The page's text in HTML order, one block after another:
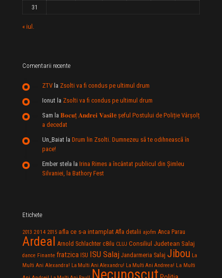
31
« iul.
Comentarii recente
ZTV la Zsolti va fi condus pe ultimul drum
Ionut la Zsolti va fi condus pe ultimul drum
Sam la 𝐁𝐨𝐜𝐮ț 𝐀𝐧𝐝𝐫𝐞𝐢 𝐕𝐚𝐬𝐢𝐥e şeful Postului de Poliție Vârșolț
a decedat
Un_Baiat la Drum lin Zsolti. Dumnezeu sã te odihneascã în
pace!
Ember stela la Irina Rimes a încântat publicul din Şimleu
Silvaniei, la Bathory Fest
Etichete
2013 2014 2015 afla ce s-a intamplat Afla detalii ajofm Anca Parau
Ardeal Arnold Schlachter c8ilu CLUJ Consiliul Judetean Salaj
dance Finante fratzica ISU ISU Salaj Jandarmeria Salaj Jibou La
Multi Ani Alexandra! La Multi Ani Alexandru! La Multi Ani Andreea! La Multi
Necunoscut